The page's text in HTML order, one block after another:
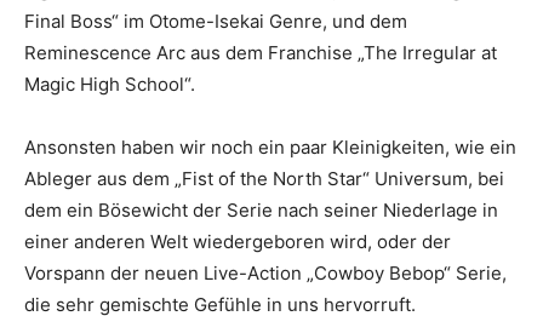
Final Boss“ im Otome-Isekai Genre, und dem
Reminescence Arc aus dem Franchise „The Irregular at
Magic High School“.
Ansonsten haben wir noch ein paar Kleinigkeiten, wie ein
Ableger aus dem „Fist of the North Star“ Universum, bei
dem ein Bösewicht der Serie nach seiner Niederlage in
einer anderen Welt wiedergeboren wird, oder der
Vorspann der neuen Live-Action „Cowboy Bebop“ Serie,
die sehr gemischte Gefühle in uns hervorruft.